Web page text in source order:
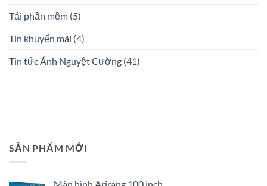
Tải phần mềm (5)
Tin khuyến mãi (4)
Tin tức Ánh Nguyệt Cường (41)
SẢN PHẨM MỚI